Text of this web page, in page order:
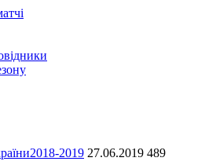
2018-2019 27.06.2019 489